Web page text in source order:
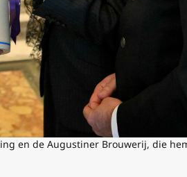
en de Augustiner Brouwerij, die